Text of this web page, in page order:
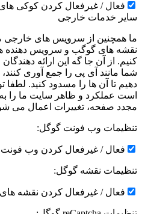
فعال / غیرفعال کردن کوکی
سایر خدمات خارجی
ما همچنین از سرویس های خارجی
نقشه های گوگب و سرویس دهنده
کنیم. از آن جا گه این ارائه
شما مانند آی پی را جمع آوری
دهیم تا آن ها را مسدود کنید.
است عملکرد و ظاهر سایت ما را
مجدد صفحه، تغییرات اعمال می
تنظیمات وب فونت گوگل:
فعال / غیرفعال کردن وب
تنظیمات نقشه گوگل:
فعال / غیرفعال کردن نقشه